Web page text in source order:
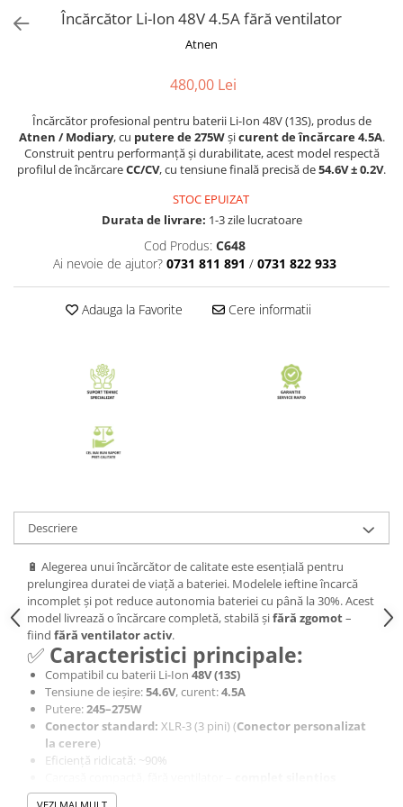
Accesorii acumulatori
Nichel
Cabluri
Conectori
Accesorii sisteme fotovoltaice
Biciclete/ trotinete
Încărcător Li-Ion 48V 4.5A fără ventilator
Atnen
480,00 Lei
Încărcător profesional pentru baterii Li-Ion 48V (13S), produs de
Atnen / Modiary, cu putere de 275Wșicurent de încărcare 4.5A.
Construit pentru performanță și durabilitate, acest model respectă
profilul de încărcareCC/CV, cu tensiune finală precisă de54.6V ± 0.2V.
STOC EPUIZAT
Durata de livrare: 1-3 zile lucratoare
Cod Produs: C648
Ai nevoie de ajutor? 0731 811 891 / 0731 822 933
Adauga la Favorite Cere informatii
Descriere
🔋 Alegerea unui încărcător de calitate este esențială pentru
prelungirea duratei de viață a bateriei. Modelele ieftine încarcă
incomplet și pot reduce autonomia bateriei cu până la 30%. Acest
model livrează o încărcare completă, stabilă șifără zgomot–
fiind fără ventilator activ.
✅ Caracteristici principale:
Compatibil cu baterii Li-Ion 48V (13S)
Tensiune de ieșire:54.6V, curent:4.5A
Putere:245–275W
Conector standard: XLR-3 (3 pini) (Conector personalizat
la cerere)
Eficiență ridicată: ~90%
Dimensiuni: 196 × 100 × 41 mm